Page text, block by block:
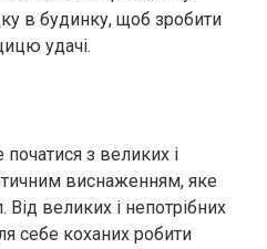
в будинку, щоб зробити
удачі.
з великих і
виснаженням, яке
великих і непотрібних
себе коханих робити